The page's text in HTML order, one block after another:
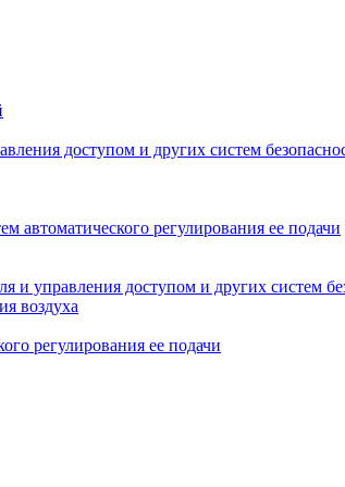
доступом и других систем
автоматического регулирования ее подачи
управления доступом и других систем
воздуха
регулирования ее подачи